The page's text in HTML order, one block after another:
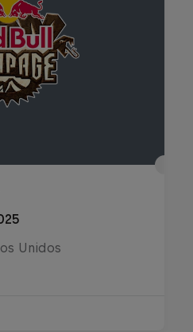
Unidos